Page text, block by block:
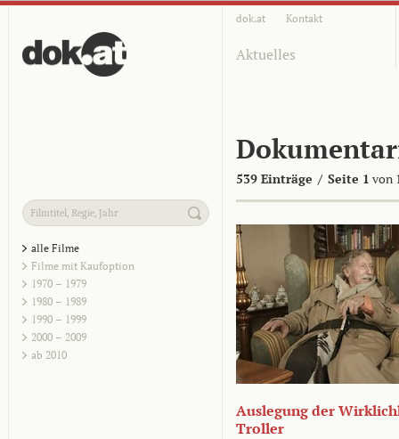
dok.at Kontakt
Aktuelles
539 Einträge / Seite 1 von
alle Filme
Filme mit Kaufoption
1970 – 1979
1980 – 1989
1990 – 1999
2000 – 2009
ab 2010
Auslegung der
Troller